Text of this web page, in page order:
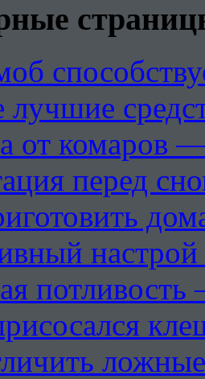
от комаров
перед
настрой
потливость